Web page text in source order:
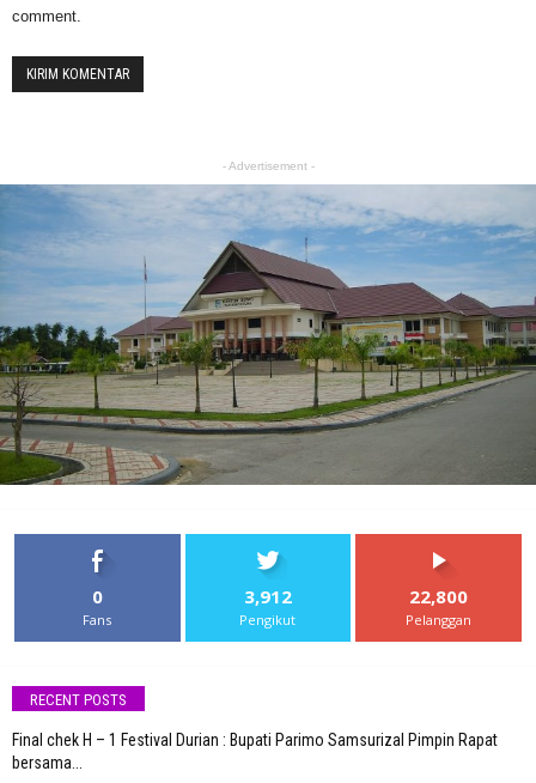
comment.
- Advertisement -
0
Fans
3,912
Pengikut
22,800
Pelanggan
RECENT POSTS
Final chek H – 1 Festival Durian : Bupati Parimo Samsurizal Pimpin Rapat
bersama...